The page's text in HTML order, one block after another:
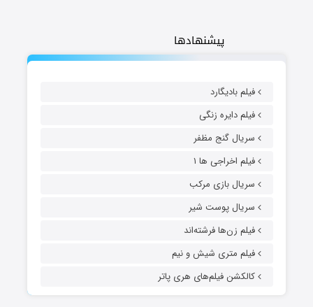
پیشنهادها
فیلم بادیگارد
فیلم دایره زنگی
سریال گنج مظفر
فیلم اخراجی ها ۱
سریال بازی مرکب
سریال پوست شیر
فیلم زن‌ها فرشته‌اند
فیلم متری شیش و نیم
کالکشن فیلم‌های هری پاتر